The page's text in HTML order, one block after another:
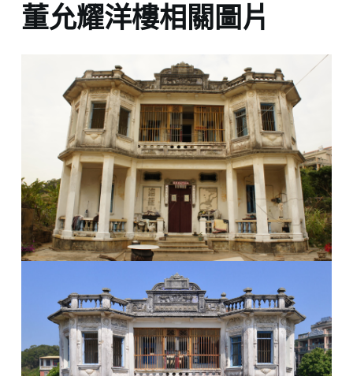
董允耀洋樓相關圖片